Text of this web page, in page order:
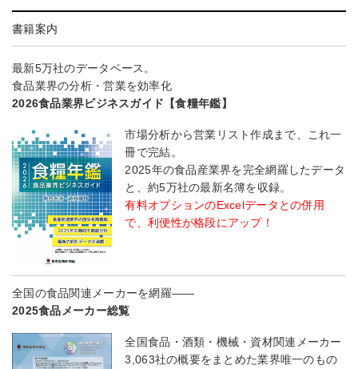
書籍案内
最新5万社のデータベース。
食品業界の分析・営業を効率化
2026食品業界ビジネスガイド【食糧年鑑】
市場分析から営業リスト作成まで、これ一
冊で完結。
2025年の食品産業界を完全網羅したデータ
と、約5万社の最新名簿を収録。
有料オプションのExcelデータとの併用
で、利便性が格段にアップ！
全国の食品関連メーカーを網羅――
2025食品メーカー総覧
全国食品・酒類・機械・資材関連メーカー
3,063社の概要をまとめた業界唯一のもの